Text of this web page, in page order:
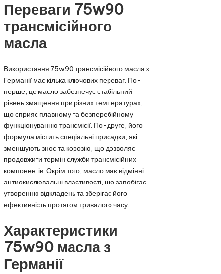
Переваги 75w90
трансмісійного
масла
Використання 75w90 трансмісійного масла з
Германії має кілька ключових переваг. По-
перше, це масло забезпечує стабільний
рівень змащення при різних температурах,
що сприяє плавному та безперебійному
функціонуванню трансмісії. По-друге, його
формула містить спеціальні присадки, які
зменшують знос та корозію, що дозволяє
продовжити термін служби трансмісійних
компонентів. Окрім того, масло має відмінні
антиокислювальні властивості, що запобігає
утворенню відкладень та зберігає його
ефективність протягом тривалого часу.
Характеристики
75w90 масла з
Германії